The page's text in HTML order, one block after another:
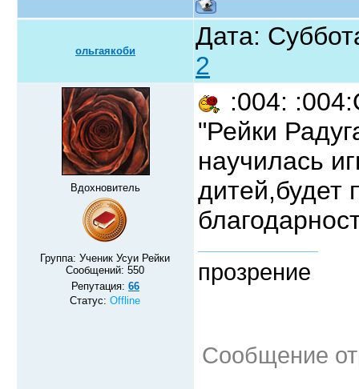
ольгаякоби
Дата:
2
Вдохновитель
Группа: Ученик Усуи Рейки
Сообщений:550
Репутация: 66
Статус:Offline
:004:
"Рейки
научилась
прозрение
Сообщение